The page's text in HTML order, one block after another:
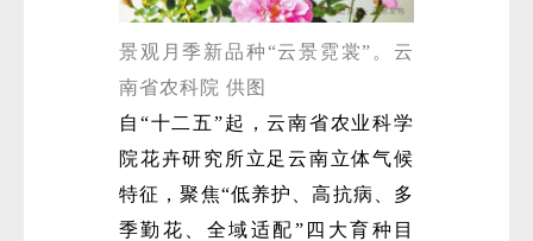
景观月季新品种“云景霓裳”。云
南省农科院 供图
自“十二五”起，云南省农业科学
院花卉研究所立足云南立体气候
特征，聚焦“低养护、高抗病、多
季勤花、全域适配”四大育种目